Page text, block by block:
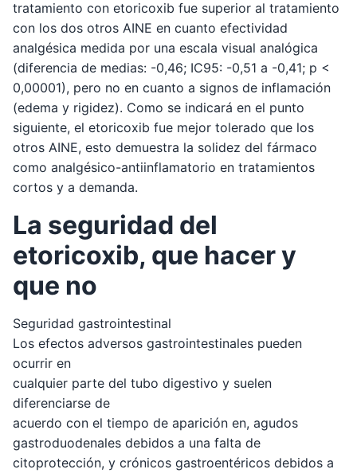
tratamiento con etoricoxib fue superior al tratamiento
con los dos otros AINE en cuanto efectividad
analgésica medida por una escala visual analógica
(diferencia de medias: -0,46; IC95: -0,51 a -0,41; p <
0,00001), pero no en cuanto a signos de inflamación
(edema y rigidez). Como se indicará en el punto
siguiente, el etoricoxib fue mejor tolerado que los
otros AINE, esto demuestra la solidez del fármaco
como analgésico-antiinflamatorio en tratamientos
cortos y a demanda.
La seguridad del
etoricoxib, que hacer y
que no
Seguridad gastrointestinal
Los efectos adversos gastrointestinales pueden
ocurrir en
cualquier parte del tubo digestivo y suelen
diferenciarse de
acuerdo con el tiempo de aparición en, agudos
gastroduodenales debidos a una falta de
citoprotección, y crónicos gastroentéricos debidos a